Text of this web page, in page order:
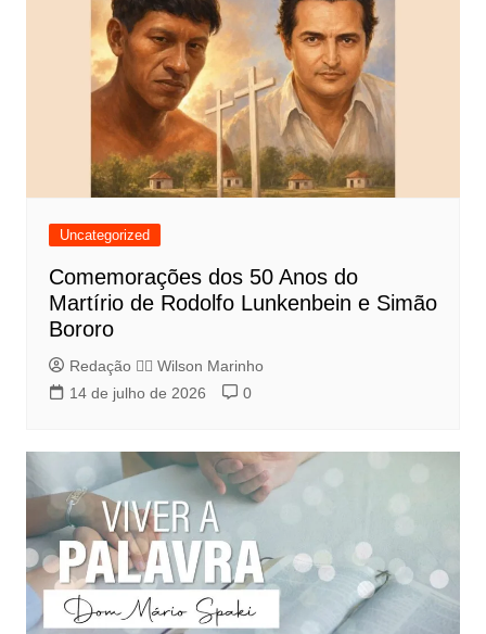
Uncategorized
Comemorações dos 50 Anos do
Martírio de Rodolfo Lunkenbein e Simão
Bororo
Redação 👨‍⚖️​ Wilson Marinho
14 de julho de 2026
0